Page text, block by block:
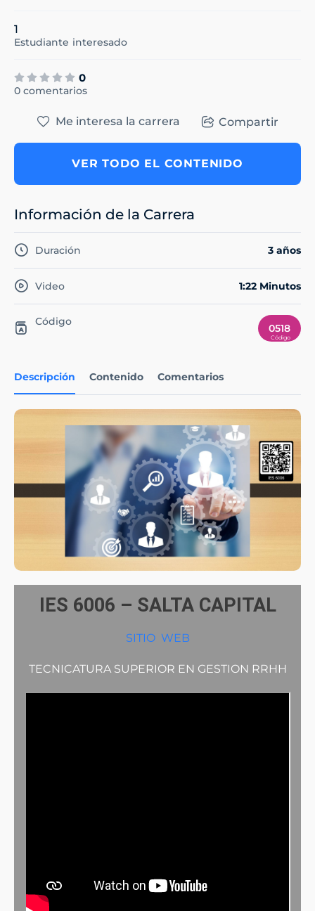
1
Estudiante interesado
0
0 comentarios
Descripción Contenido Comentarios
IES 6006 – SALTA CAPITAL
SITIO WEB
TECNICATURA SUPERIOR EN GESTION RRHH
Me interesa la carrera Compartir
VER TODO EL CONTENIDO
Información de la Carrera
Duración 3 años
Video 1:22 Minutos
Código
0518